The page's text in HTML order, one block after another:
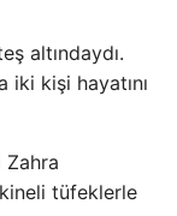
altındaydı.
iki kişi hayatını
Zahra
tüfeklerle